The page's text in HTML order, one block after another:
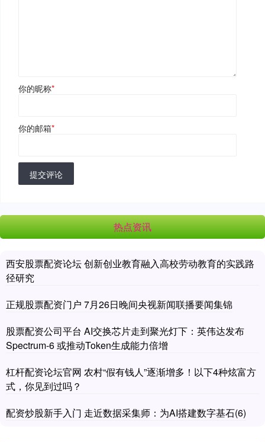
你的昵称*
你的邮箱*
提交评论
热点资讯
西安股票配资论坛 创新创业教育融入高校劳动教育的实践路
径研究
正规股票配资门户 7月26日晚间央视新闻联播要闻集锦
股票配资公司平台 AI交换芯片走到聚光灯下：英伟达发布
Spectrum-6 或推动Token生成能力倍增
杠杆配资论坛官网 农村“假有钱人”逐渐增多！以下4种炫富方
式，你见到过吗？
配资炒股新手入门 走近数据采集师：为AI搭建数字基石(6)